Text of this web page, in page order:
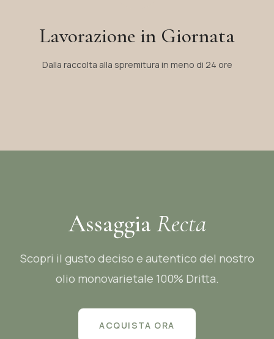
Lavorazione in Giornata
Dalla raccolta alla spremitura in meno di 24 ore
AssaggiaRecta
Scopri il gusto deciso e autentico del nostro
olio monovarietale 100% Dritta.
ACQUISTA ORA